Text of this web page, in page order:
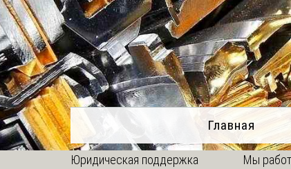
Главная
Юридическая поддержка
Мы